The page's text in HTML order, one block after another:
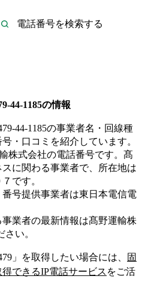
44-1185の情報
44-1185の事業者名・回線種
・口コミを紹介しています。
株式会社の電話番号です。 髙
スに関わる事業者で、所在地は
です。
番号提供事業者は東日本電信電
業者の最新情報は髙野運輸株
さい。
」を取得したい場合には、
固
得できるIP電話サービス をご活